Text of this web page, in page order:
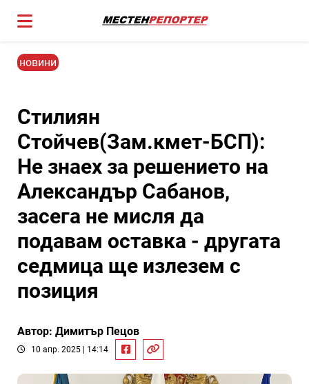
новини
Стилиян
Стойчев(Зам.кмет-БСП):
Не знаех за решението на
Александър Сабанов,
засега не мисля да
подавам оставка - другата
седмица ще излезем с
позиция
Автор: Димитър Пецов
10 апр. 2025 | 14:14